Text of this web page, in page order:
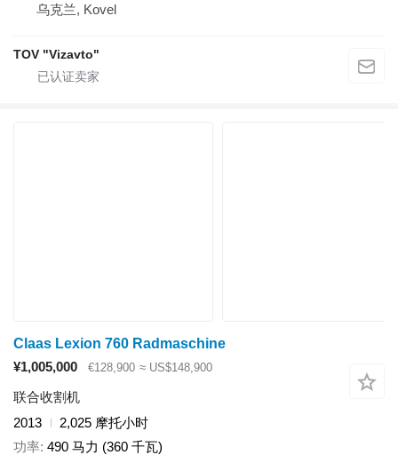
乌克兰, Kovel
TOV "Vizavto"
Claas Lexion 760 Radmaschine
¥1,005,000
€128,900 ≈ US$148,900
联合收割机
2013
2,025 摩托小时
功率 490 马力 (360 千瓦)